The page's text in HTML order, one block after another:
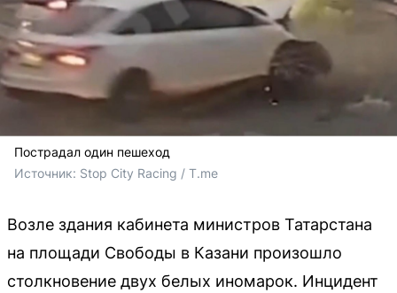
Пострадал один пешеход
Источник: Stop City Racing / T.me
Возле здания кабинета министров Татарстана
на площади Свободы в Казани произошло
столкновение двух белых иномарок. Инцидент